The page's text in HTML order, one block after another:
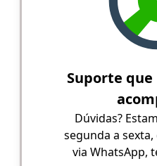
Suporte
Dúvidas?
segunda a sexta,
via WhatsApp,